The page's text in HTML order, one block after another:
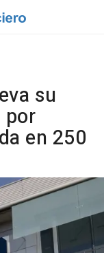
su
por
en 250